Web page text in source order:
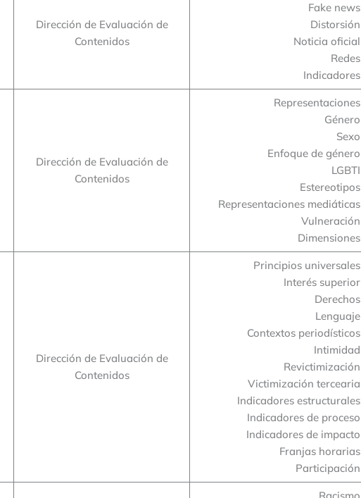
Dirección de Evaluación de
Contenidos
Fake news
Distorsión
Noticia oficial
Redes
Indicadores
Dirección de Evaluación de
Contenidos
Representaciones
Género
Sexo
Enfoque de género
LGBTI
Estereotipos
Representaciones mediáticas
Vulneración
Dimensiones
Dirección de Evaluación de
Contenidos
Principios universales
Interés superior
Derechos
Lenguaje
Contextos periodísticos
Intimidad
Revictimización
Victimización tercearia
Indicadores estructurales
Indicadores de proceso
Indicadores de impacto
Franjas horarias
Participación